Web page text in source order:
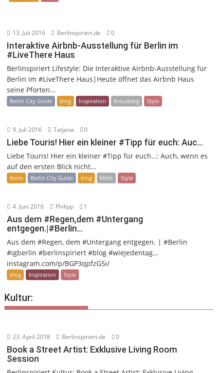
13. Juli 2016 Berlinspiriert.de 0
Interaktive Airbnb-Ausstellung für Berlin im
#LiveThere Haus
Berlinspiriert Lifestyle: Die Interaktive Airbnb-Ausstellung für
Berlin im #LiveThere Haus|Heute öffnet das Airbnb Haus
seine Pforten...
Berlin City Guide blog Inspiration Kreuzberg Style
9. Juli 2016 Tatjana 0
Liebe Touris! Hier ein kleiner #Tipp für euch: Auc…
Liebe Touris! Hier ein kleiner #Tipp für euch…: Auch, wenn es
auf den ersten Blick nicht...
#sms Berlin City Guide blog Mitte Style
4. Juni 2016 Philipp 1
Aus dem #Regen,dem #Untergang
entgegen.|#Berlin…
Aus dem #Regen, dem #Untergang entgegen. | #Berlin
#igberlin #berlinspiriert #blog #wiejedentag…
instagram.com/p/BGP3qpfzG5i/
blog Inspiration Style
Kultur:
23. April 2018 Berlinspiriert.de 0
Book a Street Artist: Exklusive Living Room
Session